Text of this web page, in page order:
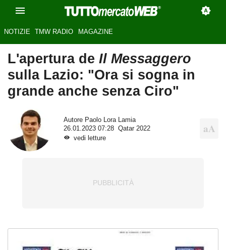
NOTIZIE TMW RADIO MAGAZINE
L'apertura de Il Messaggero
sulla Lazio: "Ora si sogna in
grande anche senza Ciro"
Autore Paolo Lora Lamia
26.01.2023 07:28
Qatar 2022
vedi letture